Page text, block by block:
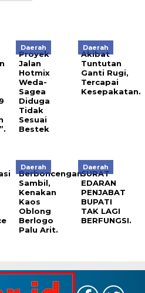
Daerah
Proyek
Jalan
Hotmix
Weda-
Sagea
Diduga
Tidak
Sesuai
Bestek
Daerah
Akibat
Tuntutan
Ganti Rugi,
Tercapai
Kesepakatan.
Daerah
Berboncengan
Sambil,
Kenakan
Kaos
Oblong
Berlogo
Palu Arit.
Daerah
SURAT
EDARAN
PENJABAT
BUPATI
TAK LAGI
BERFUNGSI.